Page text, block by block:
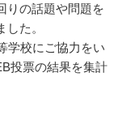
りの話題や問題を
た。
学校にご協力をい
投票の結果を集計